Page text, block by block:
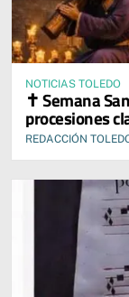
NOTICIAS TOLEDO
✝️ Semana
procesiones
REDACCIÓN